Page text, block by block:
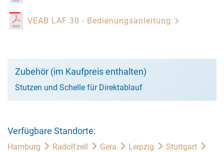
VEAB LAF 30 - Bedienungsanleitung
Zubehör (im Kaufpreis enthalten)
Stutzen und Schelle für Direktablauf
Verfügbare Standorte:
Hamburg Radolfzell Gera Leipzig
Stuttgart